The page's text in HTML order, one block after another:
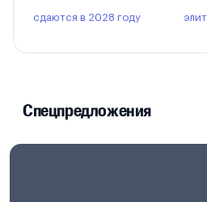
сдаются в 2028 году
Спецпредложения